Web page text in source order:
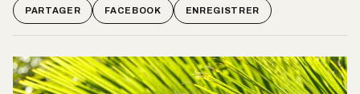
PARTAGER FACEBOOK ENREGISTRER